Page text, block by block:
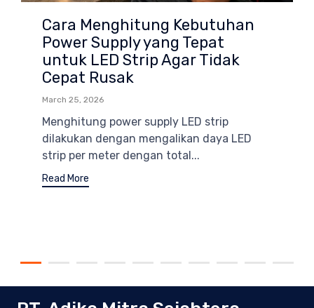
Cara Menghitung Kebutuhan
Power Supply yang Tepat
untuk LED Strip Agar Tidak
Cepat Rusak
March 25, 2026
Menghitung power supply LED strip
dilakukan dengan mengalikan daya LED
strip per meter dengan total...
Read More